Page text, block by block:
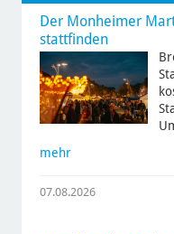
Der Monheimer
stattfinden
mehr
07.08.2026